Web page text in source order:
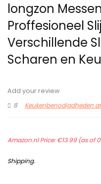
longzon
Proffesioneel
Verschillende
Scharen en
Add your review
8
Keukenbenodigdheden
Amazon.nl Price:€13.99(as of
Shipping.